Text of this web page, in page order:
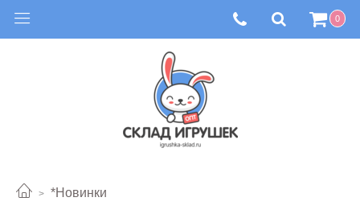
0
*Новинки